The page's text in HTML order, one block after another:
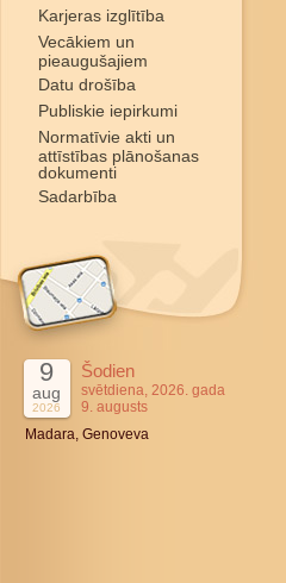
Karjeras izglītība
Vecākiem un
pieaugušajiem
Datu drošība
Publiskie iepirkumi
Normatīvie akti un
attīstības plānošanas
dokumenti
Sadarbība
9
aug
2026
Šodien
svētdiena, 2026. gada
9. augusts
Madara, Genoveva